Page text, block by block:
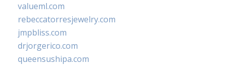
valueml.com
rebeccatorresjewelry.com
jmpbliss.com
drjorgerico.com
queensushipa.com